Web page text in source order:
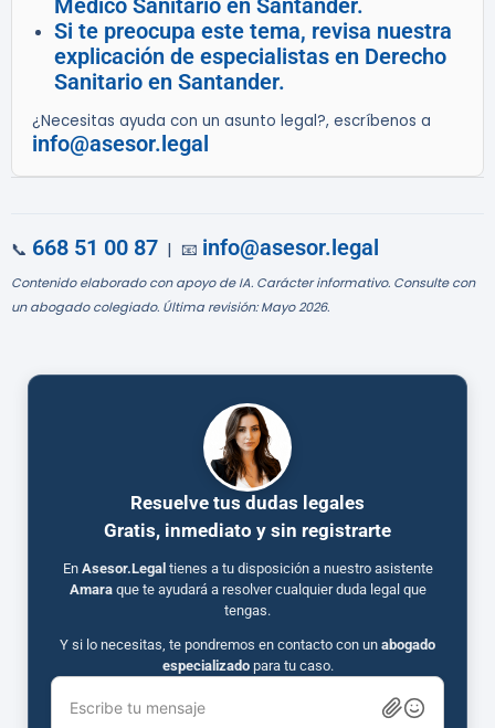
Médico Sanitario en Santander.
Si te preocupa este tema, revisa nuestra
explicación de especialistas en Derecho
Sanitario en Santander.
¿Necesitas ayuda con un asunto legal?, escríbenos a
info@asesor.legal
📞 668 51 00 87 | 📧 info@asesor.legal
Contenido elaborado con apoyo de IA. Carácter informativo. Consulte con
un abogado colegiado. Última revisión: Mayo 2026.
Resuelve tus dudas legales
Gratis, inmediato y sin registrarte
En Asesor.Legal tienes a tu disposición a nuestro asistente
Amaraque te ayudará a resolver cualquier duda legal que
tengas.
Y si lo necesitas, te pondremos en contacto con un abogado
especializadopara tu caso.
Escribe tu mensaje